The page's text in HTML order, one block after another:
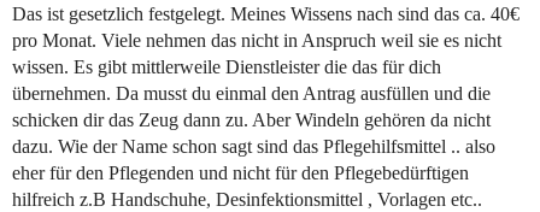
Das ist gesetzlich festgelegt. Meines Wissens nach sind das ca. 40€
pro Monat. Viele nehmen das nicht in Anspruch weil sie es nicht
wissen. Es gibt mittlerweile Dienstleister die das für dich
übernehmen. Da musst du einmal den Antrag ausfüllen und die
schicken dir das Zeug dann zu. Aber Windeln gehören da nicht
dazu. Wie der Name schon sagt sind das Pflegehilfsmittel .. also
eher für den Pflegenden und nicht für den Pflegebedürftigen
hilfreich z.B Handschuhe, Desinfektionsmittel , Vorlagen etc..